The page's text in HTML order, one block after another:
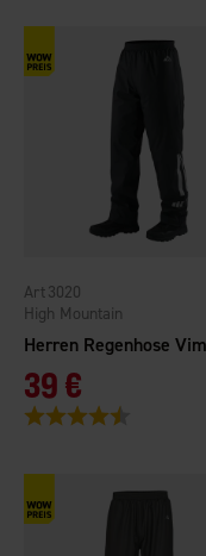
High Mountain
3020
39 €
Bewertung: